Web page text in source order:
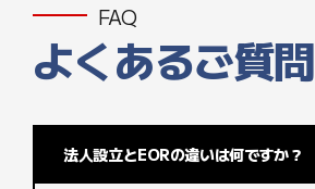
FAQ
よくあるご質問
法人設立とEORの違いは何ですか？